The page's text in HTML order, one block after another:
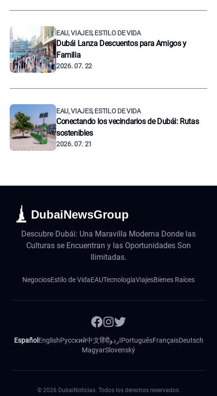
EAU, VIAJES, ESTILO DE VIDA
Dubái Lanza Descuentos para Amigos y
Familia
2026. 07. 22
EAU, VIAJES, ESTILO DE VIDA
Conectando los vecindarios de Dubái: Rutas
sostenibles
2026. 07. 21
DubaiNewsGroup
Descubre Dubái: Una Maravilla Moderna Donde las
Culturas se Encuentran y las Oportunidades Son
Ilimitadas.
NegociosEstilo de VidaEAUTecnologíaViajesBienes Raíces
Español EnglishРусский中文हिंदीاردوPortuguêsFrançaisDeutsch
MagyarSlovenský
© 2026 DubaiNoticias. Todos los derechos reservados.